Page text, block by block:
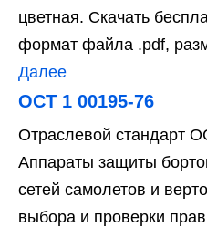
цветная. Скачать
формат файла .pdf,
Далее
ОСТ 1 00195-76
Отраслевой стандарт
Аппараты защиты
сетей самолетов и
выбора и проверки